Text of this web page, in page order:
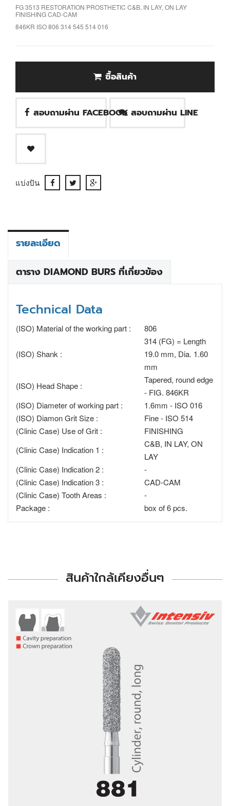
FG 3513 RESTORATION PROSTHETIC C&B, IN LAY, ON LAY
FINISHING CAD-CAM
846KR ISO 806 314 545 514 016
ซื้อสินค้า
สอบถามผ่าน FACEBOOK สอบถามผ่าน LINE
แบ่งปัน
รายละเอียด
ตาราง DIAMOND BURS ที่เกี่ยวข้อง
Technical Data
(ISO) Material of the working part : 806
(ISO) Shank :
314 (FG) = Length
19.0 mm, Dia. 1.60
mm
(ISO) Head Shape :
Tapered, round edge
- FIG. 846KR
(ISO) Diameter of working part :
1.6mm - ISO 016
(ISO) Diamon Grit Size :
Fine - ISO 514
(Clinic Case) Use of Grit :
FINISHING
(Clinic Case) Indication 1 :
C&B, IN LAY, ON
LAY
(Clinic Case) Indication 2 :
-
(Clinic Case) Indication 3 :
CAD-CAM
(Clinic Case) Tooth Areas :
-
Package :
box of 6 pcs.
สินค้าใกล้เคียงอื่นๆ